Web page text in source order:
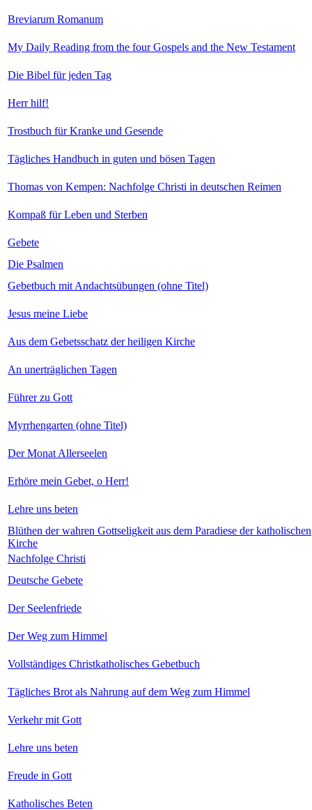
Breviarum Romanum
My Daily Reading from the four Gospels and the New Testament
Die Bibel für jeden Tag
Herr hilf!
Trostbuch für Kranke und Gesende
Tägliches Handbuch in guten und bösen Tagen
Thomas von Kempen: Nachfolge Christi in deutschen Reimen
Kompaß für Leben und Sterben
Gebete
Die Psalmen
Gebetbuch mit Andachtsübungen (ohne Titel)
Jesus meine Liebe
Aus dem Gebetsschatz der heiligen Kirche
An unerträglichen Tagen
Führer zu Gott
Myrrhengarten (ohne Titel)
Der Monat Allerseelen
Erhöre mein Gebet, o Herr!
Lehre uns beten
Blüthen der wahren Gottseligkeit aus dem Paradiese der katholischen
Kirche
Nachfolge Christi
Deutsche Gebete
Der Seelenfriede
Der Weg zum Himmel
Vollständiges Christkatholisches Gebetbuch
Tägliches Brot als Nahrung auf dem Weg zum Himmel
Verkehr mit Gott
Lehre uns beten
Freude in Gott
Katholisches Beten